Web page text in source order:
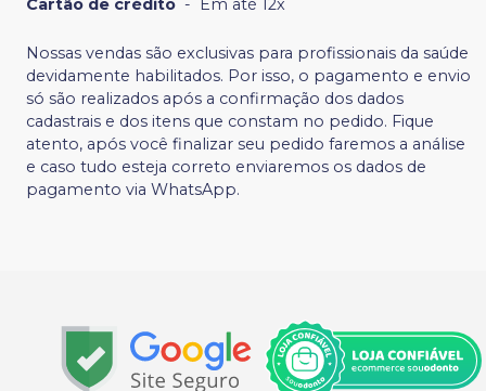
Cartão de crédito - Em até 12x
Nossas vendas são exclusivas para profissionais da saúde
devidamente habilitados. Por isso, o pagamento e envio
só são realizados após a confirmação dos dados
cadastrais e dos itens que constam no pedido. Fique
atento, após você finalizar seu pedido faremos a análise
e caso tudo esteja correto enviaremos os dados de
pagamento via WhatsApp.